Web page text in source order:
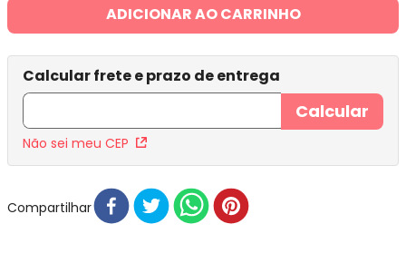
ADICIONAR AO CARRINHO
Não sei meu CEP
Compartilhar